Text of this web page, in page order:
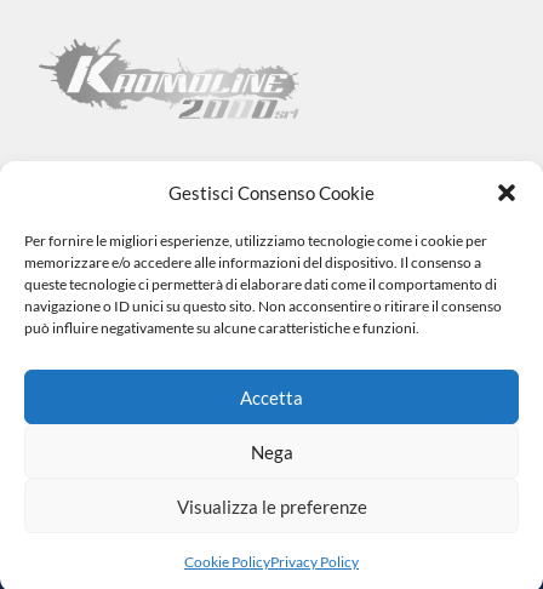
Gestisci Consenso Cookie
Per fornire le migliori esperienze, utilizziamo tecnologie come i cookie per
memorizzare e/o accedere alle informazioni del dispositivo. Il consenso a
queste tecnologie ci permetterà di elaborare dati come il comportamento di
navigazione o ID unici su questo sito. Non acconsentire o ritirare il consenso
può influire negativamente su alcune caratteristiche e funzioni.
Accetta
Nega
Visualizza le preferenze
Cookie PolicyPrivacy Policy
Kromoline 2000 SRL
Via L. Tabellione, 1 (47891) Falciano – SAN MARINO –COE
SM06838
Registro e-commerce n.1002 dal 15/06/23
info@kromovernici.com+39 339 136 08730549 909508
Miketing